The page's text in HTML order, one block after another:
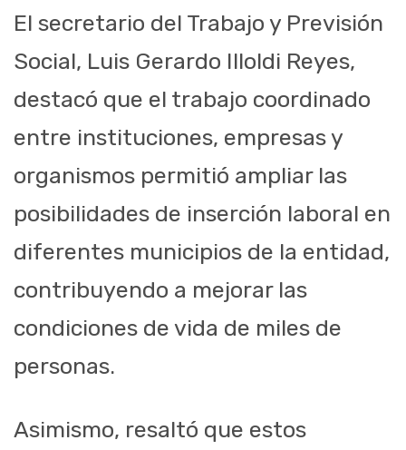
El secretario del Trabajo y Previsión
Social, Luis Gerardo Illoldi Reyes,
destacó que el trabajo coordinado
entre instituciones, empresas y
organismos permitió ampliar las
posibilidades de inserción laboral en
diferentes municipios de la entidad,
contribuyendo a mejorar las
condiciones de vida de miles de
personas.
Asimismo, resaltó que estos